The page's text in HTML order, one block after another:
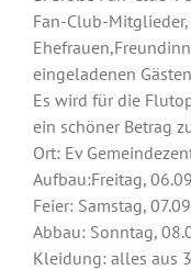
Fan-Club-Mitglieder,
eingeladenen
Es wird für die
ein schöner Betrag
Ort: Ev
Aufbau:Freitag,
Feier: Samstag,
Abbau: Sonntag,
Kleidung: alles aus